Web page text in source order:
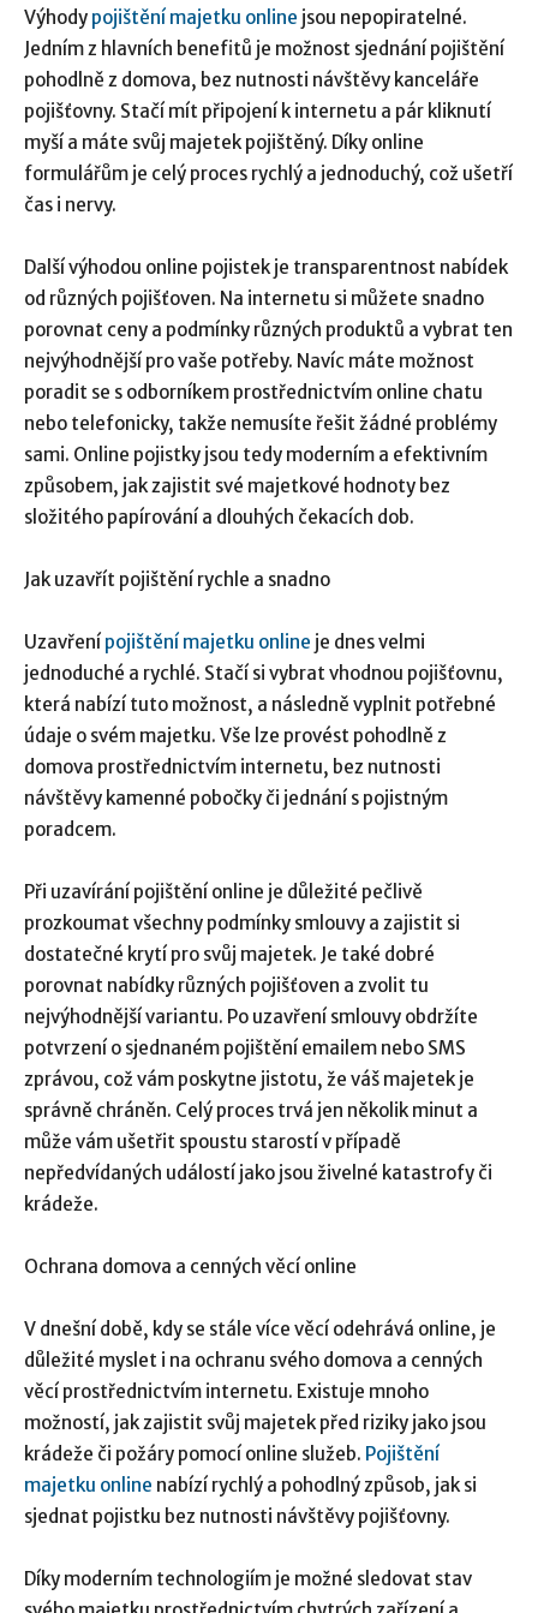
Výhody pojištění majetku online jsou nepopiratelné.
Jedním z hlavních benefitů je možnost sjednání pojištění
pohodlně z domova, bez nutnosti návštěvy kanceláře
pojišťovny. Stačí mít připojení k internetu a pár kliknutí
myší a máte svůj majetek pojištěný. Díky online
formulářům je celý proces rychlý a jednoduchý, což ušetří
čas i nervy.
Další výhodou online pojistek je transparentnost nabídek
od různých pojišťoven. Na internetu si můžete snadno
porovnat ceny a podmínky různých produktů a vybrat ten
nejvýhodnější pro vaše potřeby. Navíc máte možnost
poradit se s odborníkem prostřednictvím online chatu
nebo telefonicky, takže nemusíte řešit žádné problémy
sami. Online pojistky jsou tedy moderním a efektivním
způsobem, jak zajistit své majetkové hodnoty bez
složitého papírování a dlouhých čekacích dob.
Jak uzavřít pojištění rychle a snadno
Uzavření pojištění majetku online je dnes velmi
jednoduché a rychlé. Stačí si vybrat vhodnou pojišťovnu,
která nabízí tuto možnost, a následně vyplnit potřebné
údaje o svém majetku. Vše lze provést pohodlně z
domova prostřednictvím internetu, bez nutnosti
návštěvy kamenné pobočky či jednání s pojistným
poradcem.
Při uzavírání pojištění online je důležité pečlivě
prozkoumat všechny podmínky smlouvy a zajistit si
dostatečné krytí pro svůj majetek. Je také dobré
porovnat nabídky různých pojišťoven a zvolit tu
nejvýhodnější variantu. Po uzavření smlouvy obdržíte
potvrzení o sjednaném pojištění emailem nebo SMS
zprávou, což vám poskytne jistotu, že váš majetek je
správně chráněn. Celý proces trvá jen několik minut a
může vám ušetřit spoustu starostí v případě
nepředvídaných událostí jako jsou živelné katastrofy či
krádeže.
Ochrana domova a cenných věcí online
V dnešní době, kdy se stále více věcí odehrává online, je
důležité myslet i na ochranu svého domova a cenných
věcí prostřednictvím internetu. Existuje mnoho
možností, jak zajistit svůj majetek před riziky jako jsou
krádeže či požáry pomocí online služeb. Pojištění
majetku online nabízí rychlý a pohodlný způsob, jak si
sjednat pojistku bez nutnosti návštěvy pojišťovny.
Díky moderním technologiím je možné sledovat stav